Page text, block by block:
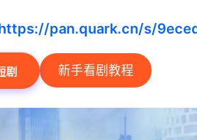
pan.quark.cn/s/
剧 新手看剧教程